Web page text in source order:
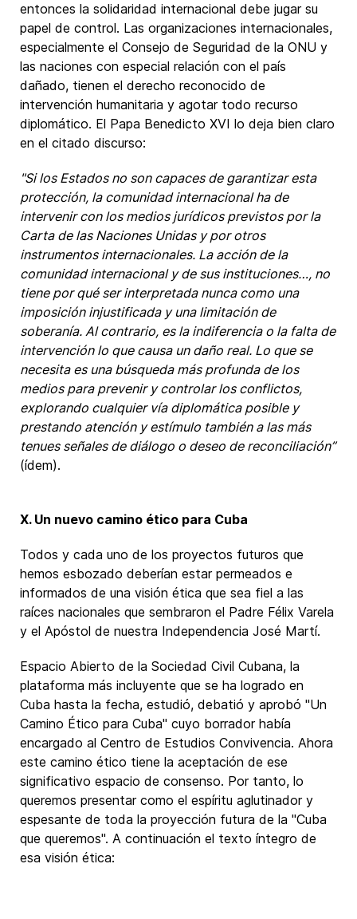
entonces la solidaridad internacional debe jugar su
papel de control. Las organizaciones internacionales,
especialmente el Consejo de Seguridad de la ONU y
las naciones con especial relación con el país
dañado, tienen el derecho reconocido de
intervención humanitaria y agotar todo recurso
diplomático. El Papa Benedicto XVI lo deja bien claro
en el citado discurso:
"Si los Estados no son capaces de garantizar esta
protección, la comunidad internacional ha de
intervenir con los medios jurídicos previstos por la
Carta de las Naciones Unidas y por otros
instrumentos internacionales. La acción de la
comunidad internacional y de sus instituciones…, no
tiene por qué ser interpretada nunca como una
imposición injustificada y una limitación de
soberanía. Al contrario, es la indiferencia o la falta de
intervención lo que causa un daño real. Lo que se
necesita es una búsqueda más profunda de los
medios para prevenir y controlar los conflictos,
explorando cualquier vía diplomática posible y
prestando atención y estímulo también a las más
tenues señales de diálogo o deseo de reconciliación”
(ídem).
X. Un nuevo camino ético para Cuba
Todos y cada uno de los proyectos futuros que
hemos esbozado deberían estar permeados e
informados de una visión ética que sea fiel a las
raíces nacionales que sembraron el Padre Félix Varela
y el Apóstol de nuestra Independencia José Martí.
Espacio Abierto de la Sociedad Civil Cubana, la
plataforma más incluyente que se ha logrado en
Cuba hasta la fecha, estudió, debatió y aprobó "Un
Camino Ético para Cuba" cuyo borrador había
encargado al Centro de Estudios Convivencia. Ahora
este camino ético tiene la aceptación de ese
significativo espacio de consenso. Por tanto, lo
queremos presentar como el espíritu aglutinador y
espesante de toda la proyección futura de la "Cuba
que queremos". A continuación el texto íntegro de
esa visión ética: